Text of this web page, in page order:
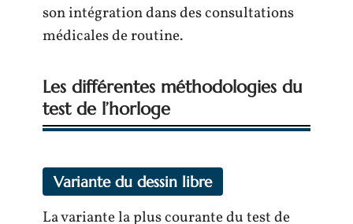
son intégration dans des consultations
médicales de routine.
Les différentes méthodologies du
test de l’horloge
Variante du dessin libre
La variante la plus courante du test de